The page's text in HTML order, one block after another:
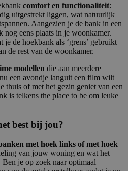
comfort en functionaliteit:
uitgestrekt liggen, wat natuurlijk
Aangezien je de bank in een
nog eens plaats in je woonkamer.
de hoekbank als ‘grens’ gebruikt
de rest van de woonkamer.
modellen die aan meerdere
een avondje languit een film wilt
thuis of met het gezin geniet van een
is telkens the place to be om leuke
best bij jou?
met hoek links of met hoek
van jouw woning en wat het
je op zoek naar optimaal